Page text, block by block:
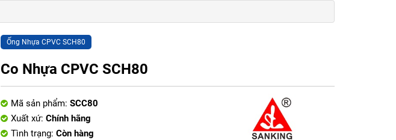
Ống Nhựa CPVC SCH80
Co Nhựa CPVC SCH80
Mã sản phẩm: SCC80
Xuất xứ: Chính hãng
Tình trạng: Còn hàng